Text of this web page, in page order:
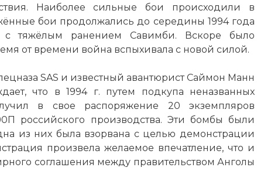
Наиболее сильные бои происходили в
бои продолжались до середины 1994 года
тяжёлым ранением Савимби. Вскоре было
от времени война вспыхивала с новой силой.
SAS и известный авантюрист Саймон Манн
что в 1994 г. путем подкупа неназванных
в свое распоряжение 20 экземпляров
российского производства. Эти бомбы были
из них была взорвана с целью демонстрации
произвела желаемое впечатление, что и
соглашения между правительством Анголы
☓